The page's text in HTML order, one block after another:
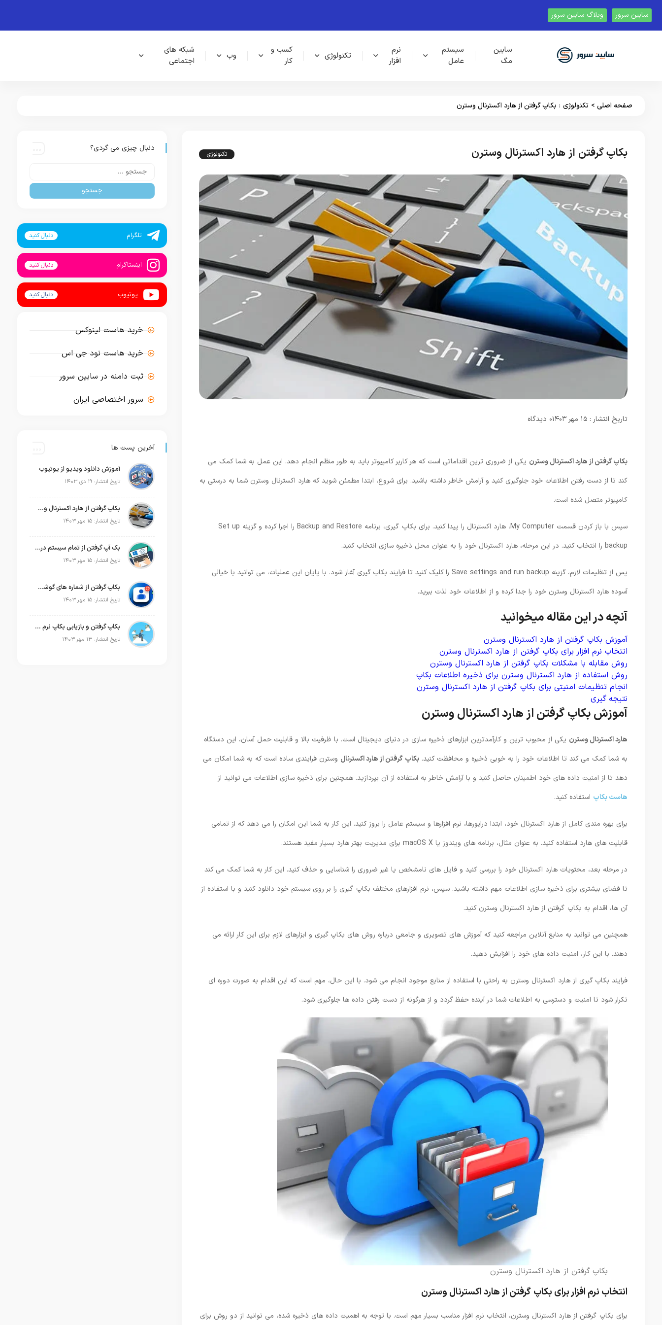
سابین سرور وبلاگ سابین سرور
سابین
مگ
سیستم
عامل
نرم
افزار
تکنولوژی
کسب و
کار
وب
شبکه های
اجتماعی
صفحه اصلی > تکنولوژی : بکاپ گرفتن از هارد اکسترنال وسترن
بکاپ گرفتن از هارد اکسترنال وسترن تکنولوژی
تاریخ انتشار : ۱۵ مهر ۱۴۰۳ ۰ دیدگاه
بکاپ گرفتن از هارد اکسترنال وسترن یکی از ضروری ‌ترین اقداماتی است که هر کاربر کامپیوتر باید به طور منظم انجام دهد. این عمل به شما کمک می‌
کند تا از دست رفتن اطلاعات خود جلوگیری کنید و آرامش خاطر داشته باشید. برای شروع، ابتدا مطمئن شوید که هارد اکسترنال وسترن شما به درستی به
کامپیوتر متصل شده است.
سپس با باز کردن قسمت My Computer، هارد اکسترنال را پیدا کنید. برای بکاپ گیری، برنامه Backup and Restore را اجرا کرده و گزینه Set up
backup را انتخاب کنید. در این مرحله، هارد اکسترنال خود را به عنوان محل ذخیره‌ سازی انتخاب کنید.
پس از تنظیمات لازم، گزینه Save settings and run backup را کلیک کنید تا فرایند بکاپ گیری آغاز شود. با پایان این عملیات، می ‌توانید با خیالی
آسوده هارد اکسترنال وسترن خود را جدا کرده و از اطلاعات خود لذت ببرید.
آنچه در این مقاله میخوانید
آموزش بکاپ گرفتن از هارد اکسترنال وسترن
انتخاب نرم افزار برای بکاپ گرفتن از هارد اکسترنال وسترن
روش مقابله با مشکلات بکاپ گرفتن از هارد اکسترنال وسترن
روش استفاده از هارد اکسترنال وسترن برای ذخیره اطلاعات بکاپ
انجام تنظیمات امنیتی برای بکاپ گرفتن از هارد اکسترنال وسترن
نتیجه گیری
آموزش بکاپ گرفتن از هارد اکسترنال وسترن
هارد اکسترنال وسترن یکی از محبوب ‌ترین و کارآمدترین ابزارهای ذخیره‌ سازی در دنیای دیجیتال است. با ظرفیت بالا و قابلیت حمل آسان، این دستگاه
به شما کمک می ‌کند تا اطلاعات خود را به‌ خوبی ذخیره و محافظت کنید. بکاپ گرفتن از هارد اکسترنال وسترن فرایندی ساده است که به شما امکان می‌
دهد تا از امنیت داده‌ های خود اطمینان حاصل کنید و با آرامش خاطر به استفاده از آن بپردازید. همچنین برای ذخیره سازی اطلاعات می توانید از
هاست بکاپ استفاده کنید.
برای بهره‌ مندی کامل از هارد اکسترنال خود، ابتدا درایورها، نرم‌ افزارها و سیستم ‌عامل را بروز کنید. این کار به شما این امکان را می‌ دهد که از تمامی
قابلیت‌ های هارد استفاده کنید. به عنوان مثال، برنامه ‌های ویندوز یا macOS X برای مدیریت بهتر هارد بسیار مفید هستند.
در مرحله بعد، محتویات هارد اکسترنال خود را بررسی کنید و فایل‌ های نامشخص یا غیر ضروری را شناسایی و حذف کنید. این کار به شما کمک می ‌کند
تا فضای بیشتری برای ذخیره‌ سازی اطلاعات مهم داشته باشید. سپس، نرم ‌افزارهای مختلف بکاپ گیری را بر روی سیستم خود دانلود کنید و با استفاده از
آن‌ ها، اقدام به بکاپ گرفتن از هارد اکسترنال وسترن کنید.
همچنین می ‌توانید به منابع آنلاین مراجعه کنید که آموزش‌ های تصویری و جامعی درباره روش ‌های بکاپ ‌گیری و ابزارهای لازم برای این کار ارائه می
‌دهند. با این کار، امنیت داده‌ های خود را افزایش دهید.
فرایند بکاپ ‌گیری از هارد اکسترنال وسترن به‌ راحتی با استفاده از منابع موجود انجام می‌ شود. با این حال، مهم است که این اقدام به‌ صورت دوره ‌ای
تکرار شود تا امنیت و دسترسی به اطلاعات شما در آینده حفظ گردد و از هرگونه از دست رفتن داده‌ ها جلوگیری شود.
بکاپ گرفتن از هارد اکسترنال وسترن
انتخاب نرم افزار برای بکاپ گرفتن از هارد اکسترنال وسترن
برای بکاپ گرفتن از هارد اکسترنال وسترن، انتخاب نرم‌ افزار مناسب بسیار مهم است. با توجه به اهمیت داده‌ های ذخیره ‌شده، می‌ توانید از دو روش برای
دنبال چیزی می گردی؟
تلگرام دنبال کنید
اینستاگرام دنبال کنید
یوتیوب دنبال کنید
خرید هاست لینوکس
خرید هاست نود جی اس
ثبت دامنه در سابین سرور
سرور اختصاصی ایران
آخرین پست ها
آموزش دانلود ویدیو از یوتیوب
تاریخ انتشار: ۱۹ دی ۱۴۰۳
بکاپ گرفتن از هارد اکسترنال وسترن
تاریخ انتشار: ۱۵ مهر ۱۴۰۳
بک آپ گرفتن از تمام سیستم در ویندوز 10
تاریخ انتشار: ۱۵ مهر ۱۴۰۳
بکاپ گرفتن از شماره های گوشی اندروید
تاریخ انتشار: ۱۵ مهر ۱۴۰۳
بکاپ گرفتن و بازیابی بکاپ نرم افزار حسابداری پارسیان
تاریخ انتشار: ۱۳ مهر ۱۴۰۳